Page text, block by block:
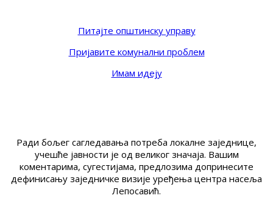
Питајте општинску управу
Пријавите комунални проблем
Имам идеју
Ради бољег сагледавања потреба локалне заједнице,
учешће јавности је од великог значаја. Вашим
коментарима, сугестијама, предлозима допринесите
дефинисању заједничке визије уређења центра насеља
Лепосавић.